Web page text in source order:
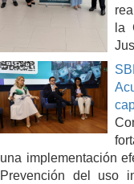
la
una implementación
Prevención del uso